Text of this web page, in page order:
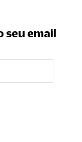
seu email